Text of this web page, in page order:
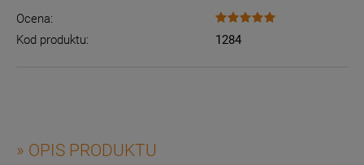
Ocena:
Kod produktu:
1284
» OPIS PRODUKTU